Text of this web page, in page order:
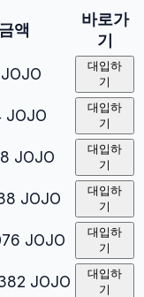
액
바로가
기
JOJO
대입하
기
JOJO
대입하
기
JOJO
대입하
기
JOJO
대입하
기
JOJO
대입하
기
JOJO
대입하
기